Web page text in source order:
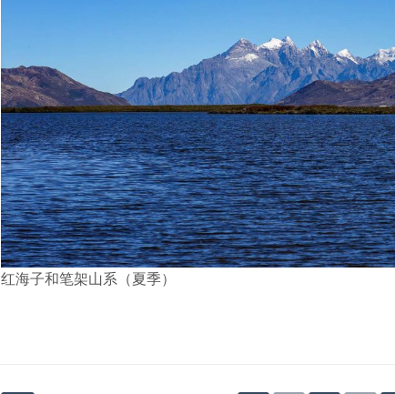
红海子和笔架山系（夏季）